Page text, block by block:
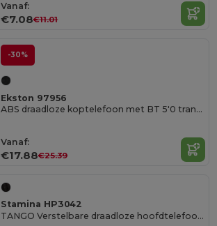
Vanaf:
€7.08€11.01
-30%
Ekston 97956
ABS draadloze koptelefoon met BT 5'0 transmissie
Vanaf:
€17.88€25.39
Stamina HP3042
TANGO Verstelbare draadloze hoofdtelefoon in bamboe en RPET-stof